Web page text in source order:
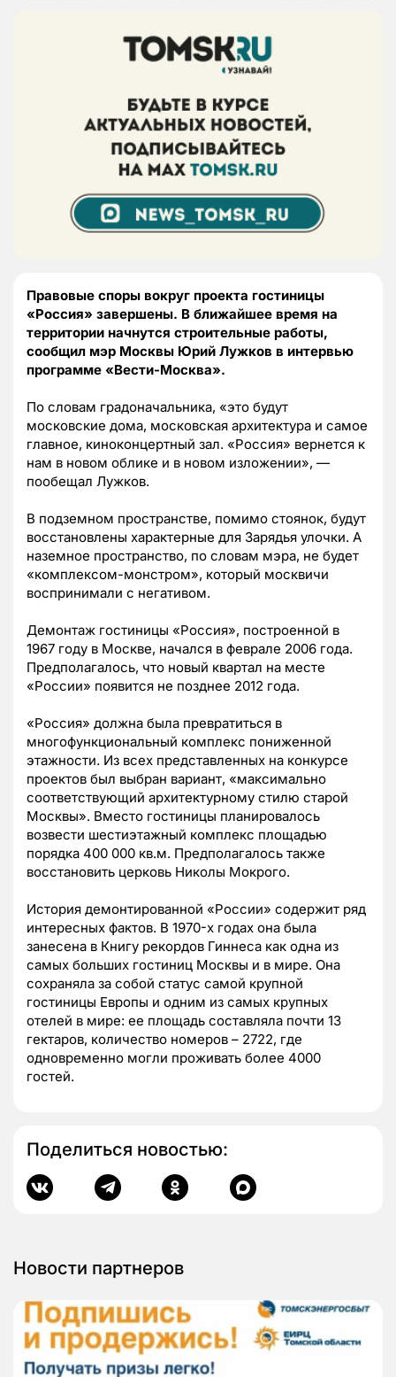
Правовые споры вокруг проекта гостиницы
«Россия» завершены. В ближайшее время на
территории начнутся строительные работы,
сообщил мэр Москвы Юрий Лужков в интервью
программе «Вести-Москва».
По словам градоначальника, «это будут
московские дома, московская архитектура и самое
главное, киноконцертный зал. «Россия» вернется к
нам в новом облике и в новом изложении», —
пообещал Лужков.
В подземном пространстве, помимо стоянок, будут
восстановлены характерные для Зарядья улочки. А
наземное пространство, по словам мэра, не будет
«комплексом-монстром», который москвичи
воспринимали с негативом.
Демонтаж гостиницы «Россия», построенной в
1967 году в Москве, начался в феврале 2006 года.
Предполагалось, что новый квартал на месте
«России» появится не позднее 2012 года.
«Россия» должна была превратиться в
многофункциональный комплекс пониженной
этажности. Из всех представленных на конкурсе
проектов был выбран вариант, «максимально
соответствующий архитектурному стилю старой
Москвы». Вместо гостиницы планировалось
возвести шестиэтажный комплекс площадью
порядка 400 000 кв.м. Предполагалось также
восстановить церковь Николы Мокрого.
История демонтированной «России» содержит ряд
интересных фактов. В 1970-х годах она была
занесена в Книгу рекордов Гиннеса как одна из
самых больших гостиниц Москвы и в мире. Она
сохраняла за собой статус самой крупной
гостиницы Европы и одним из самых крупных
отелей в мире: ее площадь составляла почти 13
гектаров, количество номеров – 2722, где
одновременно могли проживать более 4000
гостей.
Поделиться новостью:
Новости партнеров